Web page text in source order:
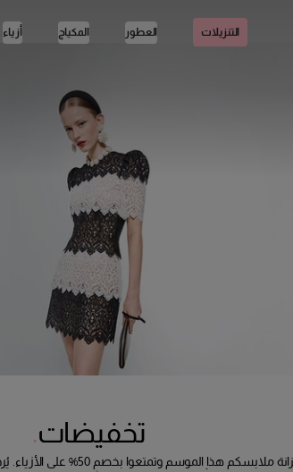
التنزيلات العطور المكياج أزياء
تخفيضات
جدّدوا خزانة ملابسكم هذا